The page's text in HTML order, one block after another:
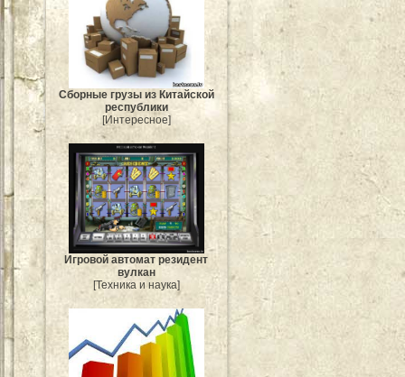
Сборные грузы из Китайской
республики
[Интересное]
Игровой автомат резидент
вулкан
[Техника и наука]